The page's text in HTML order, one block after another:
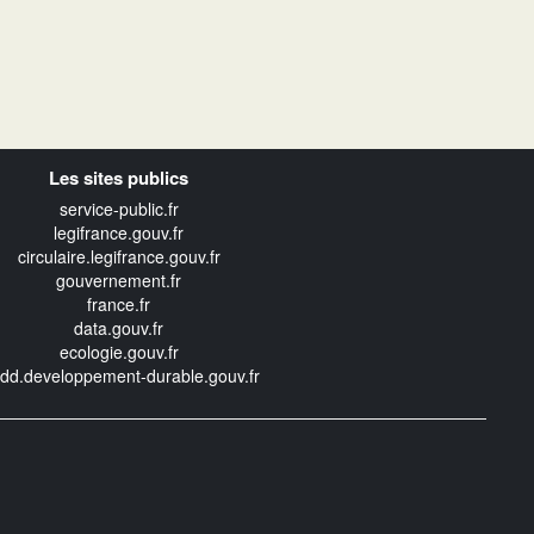
Les sites publics
service-public.fr
legifrance.gouv.fr
circulaire.legifrance.gouv.fr
gouvernement.fr
france.fr
data.gouv.fr
ecologie.gouv.fr
durable.gouv.fr